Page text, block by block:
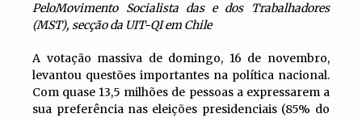
PeloMovimento Socialista das e dos Trabalhadores
(MST), secção da UIT-QI em Chile
A votação massiva de domingo, 16 de novembro,
levantou questões importantes na política nacional.
Com quase 13,5 milhões de pessoas a expressarem a
sua preferência nas eleições presidenciais (85% do